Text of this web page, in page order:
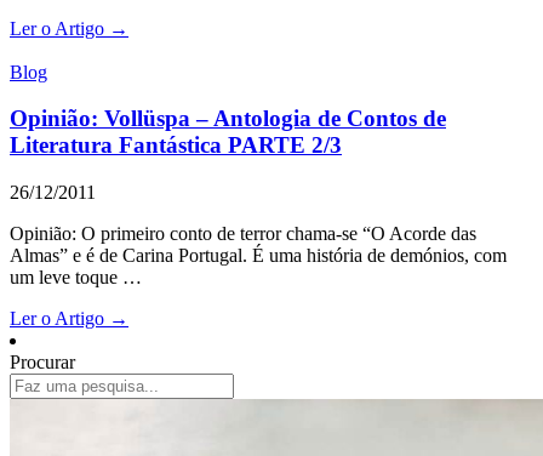
Ler o Artigo →
Blog
Opinião: Vollüspa – Antologia de Contos de
Literatura Fantástica PARTE 2/3
26/12/2011
Opinião: O primeiro conto de terror chama-se “O Acorde das
Almas” e é de Carina Portugal. É uma história de demónios, com
um leve toque …
Ler o Artigo →
Procurar